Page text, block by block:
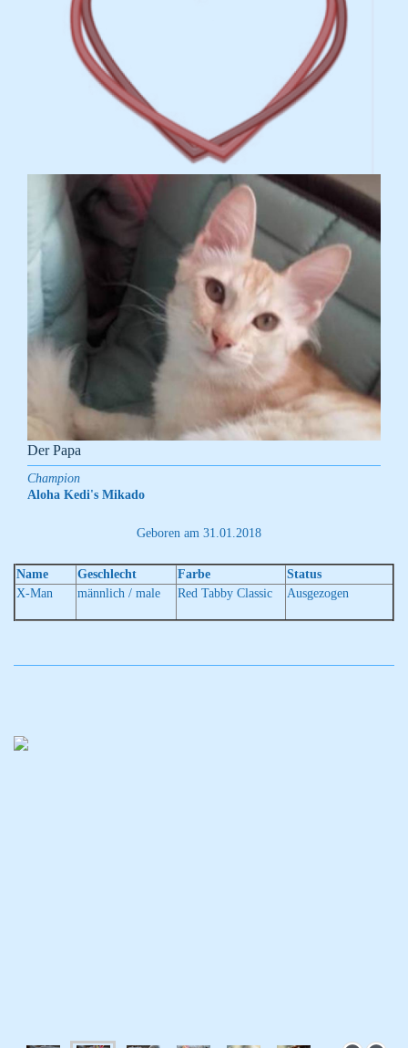
Der Papa
Champion
Aloha Kedi's Mikado
Geboren am 31.01.2018
Name Geschlecht Farbe
Status
X-Man
männlich / male Red Tabby Classic Ausgezogen